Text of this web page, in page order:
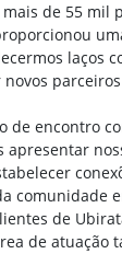
de 55 mil
laços
de encontro
apresentar
comunidade
de
de atuação